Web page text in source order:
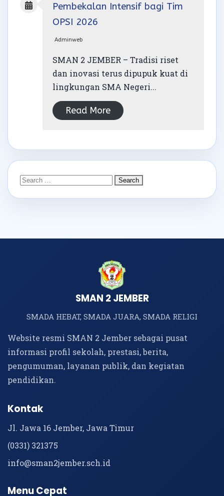
Pembekalan Intensif bagi Tim
OPSI 2026
Adminweb
SMAN 2 JEMBER – Tradisi riset
dan inovasi terus dipupuk kuat di
lingkungan SMA Negeri...
Read More
SMAN 2 JEMBER
SMADA HEBAT, SMADA JUARA, SMADA RELIGI
Website resmi SMAN 2 Jember sebagai pusat
informasi profil sekolah, prestasi, berita,
pengumuman, layanan publik, dan kegiatan
pendidikan.
Kontak
Jl. Jawa 16 Jember, Jawa Timur
(0331) 321375
info@sman2jember.sch.id
Menu Cepat